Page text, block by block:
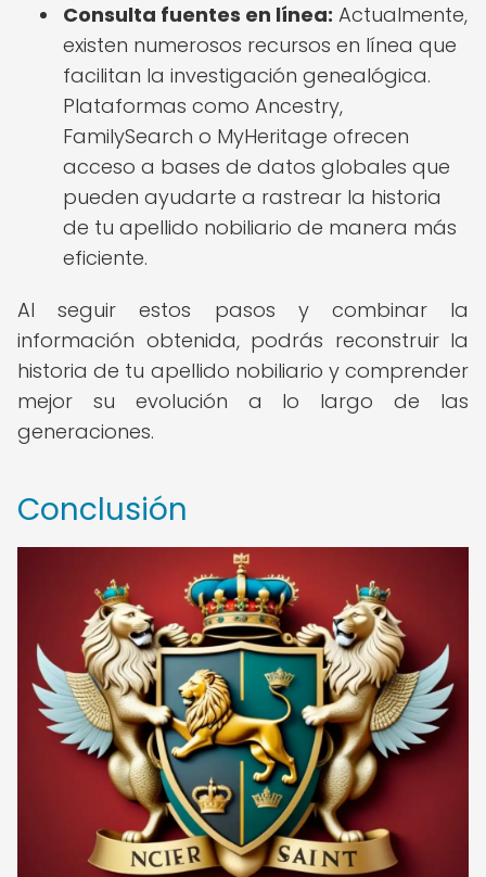
Consulta fuentes en línea: Actualmente,
existen numerosos recursos en línea que
facilitan la investigación genealógica.
Plataformas como Ancestry,
FamilySearch o MyHeritage ofrecen
acceso a bases de datos globales que
pueden ayudarte a rastrear la historia
de tu apellido nobiliario de manera más
eficiente.
Al seguir estos pasos y combinar la
información obtenida, podrás reconstruir la
historia de tu apellido nobiliario y comprender
mejor su evolución a lo largo de las
generaciones.
Conclusión